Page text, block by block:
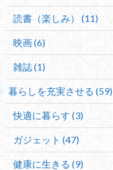
読書（楽しみ） (11)
映画 (6)
雑誌 (1)
暮らしを充実させる (59)
快適に暮らす (3)
ガジェット (47)
健康に生きる (9)